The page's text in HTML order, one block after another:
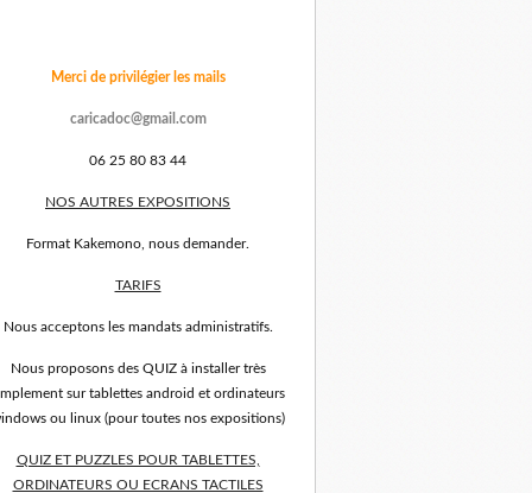
Merci de privilégier les mails
caricadoc@gmail.com
06 25 80 83 44
NOS AUTRES EXPOSITIONS
Format Kakemono, nous demander.
TARIFS
Nous acceptons les mandats administratifs.
Nous proposons des QUIZ à installer très
sur tablettes android et ordinateurs
ou linux (pour toutes nos expositions)
QUIZ ET PUZZLES POUR TABLETTES,
ORDINATEURS OU ECRANS TACTILES